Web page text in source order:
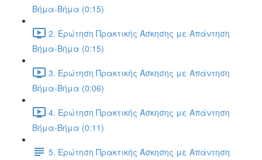
Βήμα-Βήμα (0:15)
2. Ερώτηση Πρακτικής Άσκησης με Απάντηση
Βήμα-Βήμα (0:15)
3. Ερώτηση Πρακτικής Άσκησης με Απάντηση
Βήμα-Βήμα (0:06)
4. Ερώτηση Πρακτικής Άσκησης με Απάντηση
Βήμα-Βήμα (0:11)
5. Ερώτηση Πρακτικής Άσκησης με Απάντηση